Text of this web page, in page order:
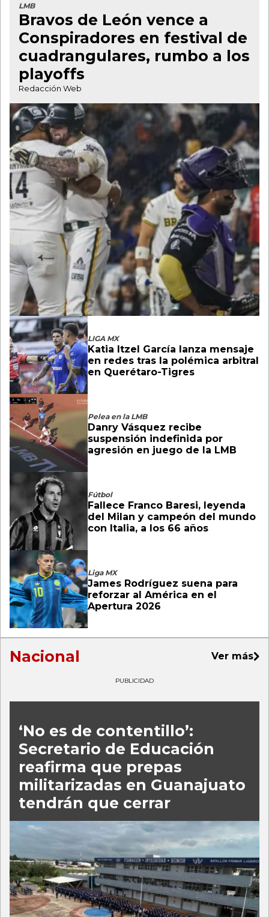
LMB
Bravos de León vence a
Conspiradores en festival de
cuadrangulares, rumbo a los
playoffs
Redacción Web
LIGA MX
Katia Itzel García lanza mensaje
en redes tras la polémica arbitral
en Querétaro-Tigres
Pelea en la LMB
Danry Vásquez recibe
suspensión indefinida por
agresión en juego de la LMB
Fútbol
Fallece Franco Baresi, leyenda
del Milan y campeón del mundo
con Italia, a los 66 años
Liga MX
James Rodríguez suena para
reforzar al América en el
Apertura 2026
Nacional Ver más
PUBLICIDAD
‘No es de contentillo’:
Secretario de Educación
reafirma que prepas
militarizadas en Guanajuato
tendrán que cerrar